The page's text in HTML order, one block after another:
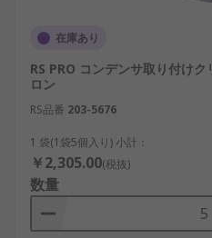
在庫あり
RS PRO コンデンサ取り付け
ロン
RS品番 203-5676
1 袋(1袋5個入り) 小計：
￥2,305.00(税抜)
数量